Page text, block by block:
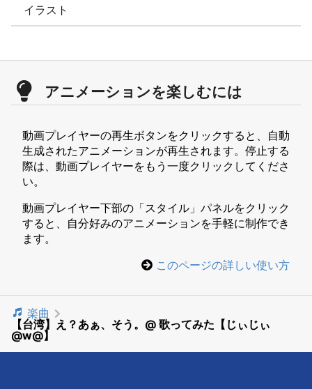
イラスト
アニメーションを楽しむには
動画プレイヤーの再生ボタンをクリックすると、自動
生成されたアニメーションが再生されます。停止する
際は、動画プレイヤーをもう一度クリックしてくださ
い。
動画プレイヤー下部の「スタイル」パネルをクリック
すると、自分好みのアニメーションを手軽に制作でき
ます。
このページの詳しい使い方
楽曲
【台湾】え？あぁ、そう。@ 歌ってみた【じぃじぃ
@w@】